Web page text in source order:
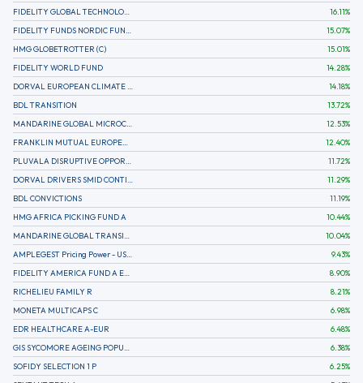
16.11%
15.07%
HMG GLOBETROTTER (C)
15.01%
FIDELITY WORLD FUND
14.28%
14.18%
BDL TRANSITION
13.72%
12.53%
12.40%
11.72%
11.29%
BDL CONVICTIONS
11.19%
HMG AFRICA PICKING FUND A
10.44%
10.04%
9.43%
8.90%
RICHELIEU FAMILY R
8.21%
MONETA MULTICAPS C
6.98%
EDR HEALTHCARE A-EUR
6.48%
6.38%
SOFIDY SELECTION 1 P
6.25%